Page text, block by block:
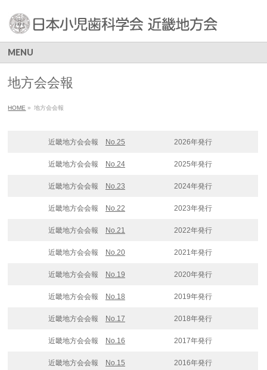
MENU
地方会会報
HOME » 地方会会報
近畿地方会会報 No.25 2026年発行
近畿地方会会報 No.24 2025年発行
近畿地方会会報 No.23 2024年発行
近畿地方会会報 No.22 2023年発行
近畿地方会会報 No.21 2022年発行
近畿地方会会報 No.20 2021年発行
近畿地方会会報 No.19 2020年発行
近畿地方会会報 No.18 2019年発行
近畿地方会会報 No.17 2018年発行
近畿地方会会報 No.16 2017年発行
近畿地方会会報 No.15 2016年発行